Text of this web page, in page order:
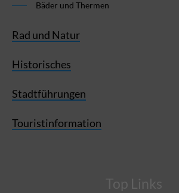
Bäder und Thermen
Rad und Natur
Historisches
Stadtführungen
Touristinformation
Top Links